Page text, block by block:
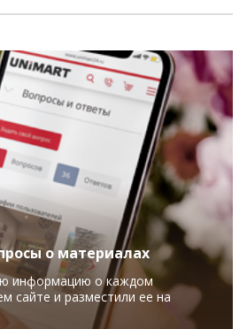
о материалах
информацию о каждом
сайте и разместили ее на